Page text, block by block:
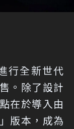
行全新世代
。除了設計
在於導入由
」版本，成為